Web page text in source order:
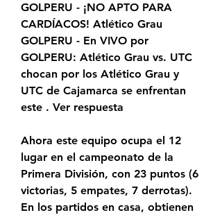
GOLPERU - ¡NO APTO PARA
CARDÍACOS! Atlético Grau
GOLPERU - En VIVO por
GOLPERU: Atlético Grau vs. UTC
chocan por los Atlético Grau y
UTC de Cajamarca se enfrentan
este . Ver respuesta
Ahora este equipo ocupa el 12
lugar en el campeonato de la
Primera División, con 23 puntos (6
victorias, 5 empates, 7 derrotas).
En los partidos en casa, obtienen